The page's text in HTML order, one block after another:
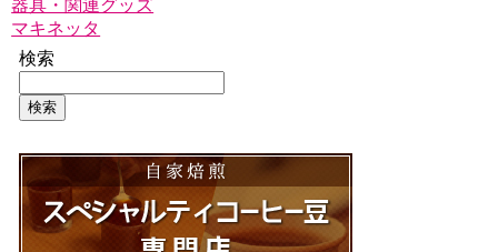
器具・関連グッズ
マキネッタ
検索
検索